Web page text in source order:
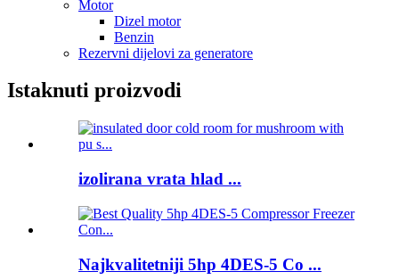
Motor
Dizel motor
Benzin
Rezervni dijelovi za generatore
Istaknuti proizvodi
izolirana vrata hlad ...
Najkvalitetniji 5hp 4DES-5 Co ...